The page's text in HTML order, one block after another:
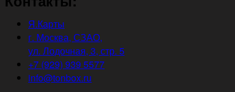
Я.Карты
г. Москва, СЗАО,
ул. Лодочная, 3, стр. 5
+7 (929) 939 5577
info@tonbox.ru